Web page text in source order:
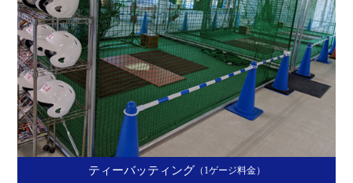
ティーバッティング （1ゲージ料金）